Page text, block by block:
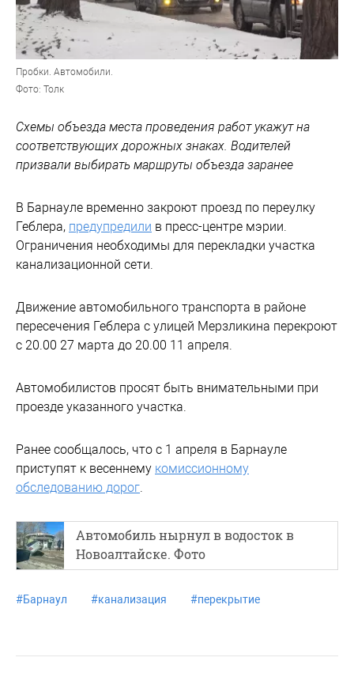
Пробки. Автомобили.
Фото: Толк
Схемы объезда места проведения работ укажут на
соответствующих дорожных знаках. Водителей
призвали выбирать маршруты объезда заранее
В Барнауле временно закроют проезд по переулку
Геблера, предупредили в пресс-центре мэрии.
Ограничения необходимы для перекладки участка
канализационной сети.
Движение автомобильного транспорта в районе
пересечения Геблера с улицей Мерзликина перекроют
с 20.00 27 марта до 20.00 11 апреля.
Автомобилистов просят быть внимательными при
проезде указанного участка.
Ранее сообщалось, что с 1 апреля в Барнауле
приступят к весеннему комиссионному
обследованию дорог
Автомобиль нырнул в водосток в
Новоалтайске. Фото
#Барнаул #канализация #перекрытие